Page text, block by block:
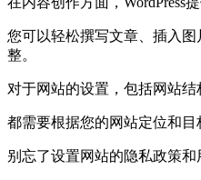
您可以轻松撰写文章、插入
整。
对于网站的设置，包括网站结
都需要根据您的网站定位和目
别忘了设置网站的隐私政策和